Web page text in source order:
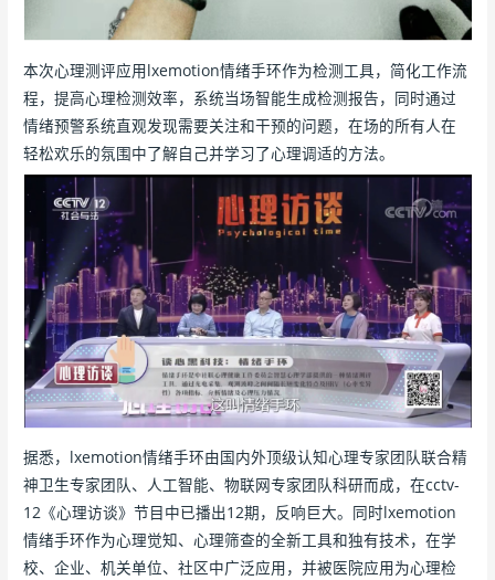
本次心理测评应用lxemotion情绪手环作为检测工具，简化工作流
程，提高心理检测效率，系统当场智能生成检测报告，同时通过
情绪预警系统直观发现需要关注和干预的问题，在场的所有人在
轻松欢乐的氛围中了解自己并学习了心理调适的方法。
据悉，lxemotion情绪手环由国内外顶级认知心理专家团队联合精
神卫生专家团队、人工智能、物联网专家团队科研而成，在cctv-
12《心理访谈》节目中已播出12期，反响巨大。同时lxemotion
情绪手环作为心理觉知、心理筛查的全新工具和独有技术，在学
校、企业、机关单位、社区中广泛应用，并被医院应用为心理检